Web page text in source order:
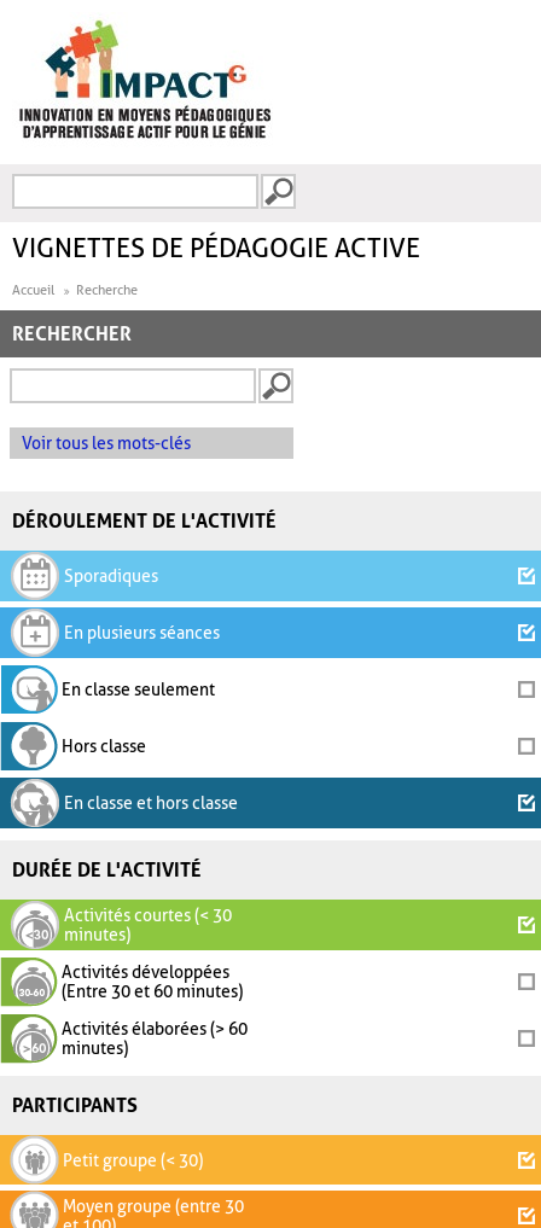
FORMULAIRE DE
VIGNETTES DE PÉDAGOGIE ACTIVE
Accueil Recherche
RECHERCHER
Voir tous les mots-clés
DÉROULEMENT DE L'ACTIVITÉ
Sporadiques
En plusieurs séances
En classe seulement
Hors classe
En classe et hors classe
DURÉE DE L'ACTIVITÉ
Activités courtes (< 30
minutes)
Activités développées
(Entre 30 et 60 minutes)
Activités élaborées (> 60
minutes)
PARTICIPANTS
Petit groupe (< 30)
Moyen groupe (entre 30